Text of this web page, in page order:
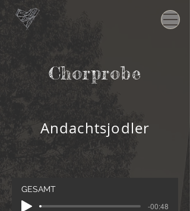
Chorprobe
Andachtsjodler
GESAMT
-00:48